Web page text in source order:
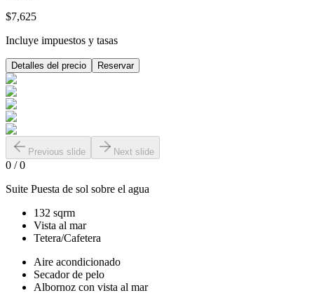
$7,625
Incluye impuestos y tasas
Detalles del precio Reservar
Previous slide Next slide
0 /0
Suite Puesta de sol sobre el agua
132 sqrm
Vista al mar
Tetera/Cafetera
Aire acondicionado
Secador de pelo
Albornoz con vista al mar